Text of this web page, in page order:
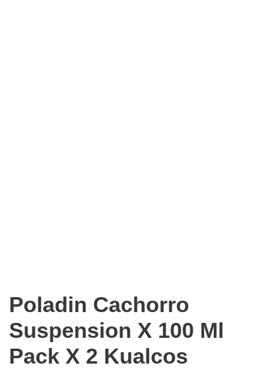
Poladin Cachorro
Suspension X 100 Ml
Pack X 2 Kualcos